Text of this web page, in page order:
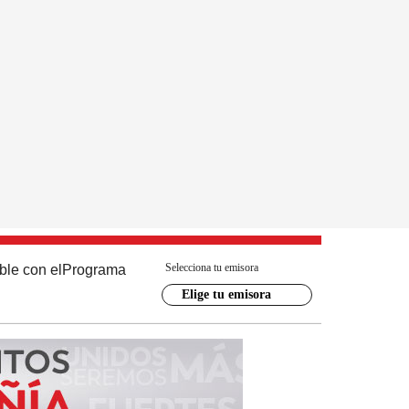
con el Programa Selecciona tu emisora
Elige tu emisora